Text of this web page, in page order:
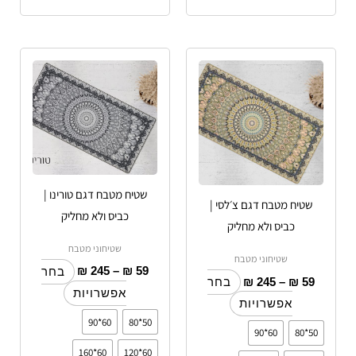
שטיח מטבח דגם צ׳לסי |
כביס ולא מחליק
שטיחוני מטבח
₪ 59
–
₪ 245
מחירים:
⁦₪ 59⁩
עד
⁦₪ 245⁩
בחר
אפשרויות
למוצר
זה
יש
מספר
סוגים.
לבחור
את
האפשרויות
המוצר
50*80
60*90
שטיח מטבח דגם טורינו |
כביס ולא מחליק
שטיחוני מטבח
₪ 59
–
₪ 245
מחירים:
⁦₪ 59⁩
עד
⁦₪ 245⁩
בחר
אפשרויות
למוצר
זה
יש
מספר
סוגים.
ניתן
לבחור
המוצר
50*80
60*90
60*120
60*160